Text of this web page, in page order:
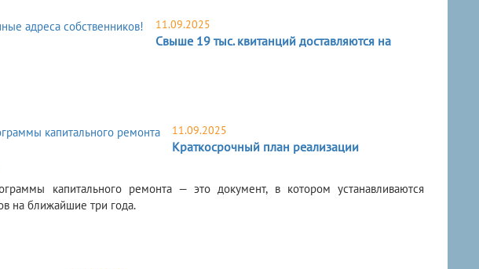
11.09.2025
Свыше 19 тыс. квитанций доставляются на
11.09.2025
Краткосрочный план реализации
капитального ремонта — это документ, в котором устанавливаются
на ближайшие три года.